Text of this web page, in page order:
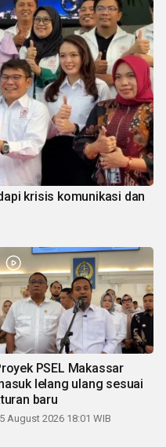
krisis komunikasi dan
PSEL Makassar
lelang ulang sesuai
baru
August 2026 18:01 WIB